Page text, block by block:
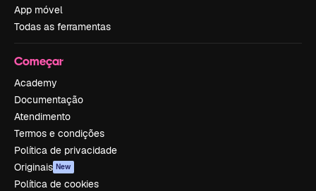
App móvel
Todas as ferramentas
Começar
Academy
Documentação
Atendimento
Termos e condições
Política de privacidade
Originais New
Política de cookies